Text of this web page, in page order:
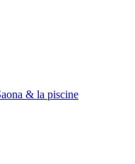
& la piscine